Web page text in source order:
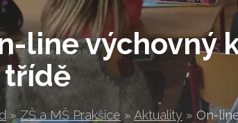
line výchovný
třídě
» ZŠ a MŠ Prakšice » Aktuality » On-